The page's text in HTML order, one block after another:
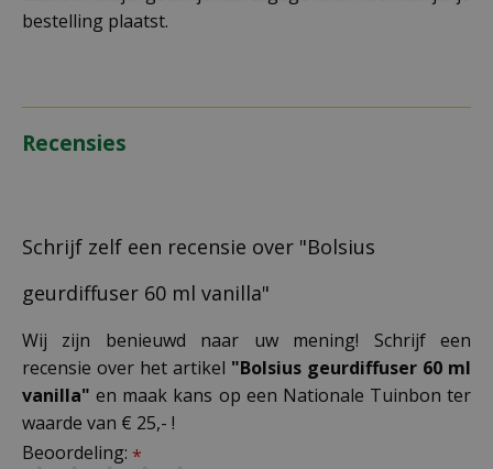
bestelling plaatst.
Recensies
Schrijf zelf een recensie over "Bolsius
geurdiffuser 60 ml vanilla"
Wij zijn benieuwd naar uw mening! Schrijf een
recensie over het artikel "Bolsius geurdiffuser 60 ml
vanilla" en maak kans op een Nationale Tuinbon ter
waarde van € 25,- !
Beoordeling: *